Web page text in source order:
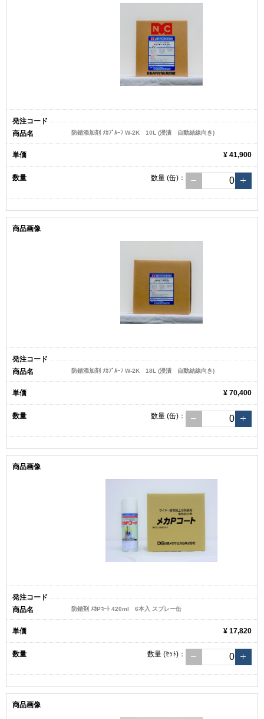
防錆添加剤 ﾒｶﾌﾟﾙｰﾌ W-2K 10L (浸漬 自動結線向き)
¥ 41,900
数量 (缶) ：
防錆添加剤 ﾒｶﾌﾟﾙｰﾌ W-2K 18L (浸漬 自動結線向き)
¥ 70,400
数量 (缶) ：
防錆剤 ﾒｶPｺｰﾄ 420ml 6本入 スプレー缶
¥ 17,820
数量 (ｾｯﾄ) ：